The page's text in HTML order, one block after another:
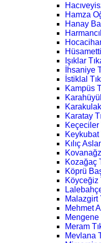
Hamza
Hanay
Işıklar
İhsaniye
İstiklal
Kampüs
Karakulak
Karatay
Keçeciler
Keykubat
Kılıç
Kozağaç
Köprü
Köyceğiz
Malazgirt
Mehmet
Mengene
Meram
Mevlana